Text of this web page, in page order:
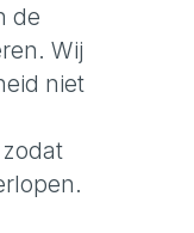
de
Wij
niet